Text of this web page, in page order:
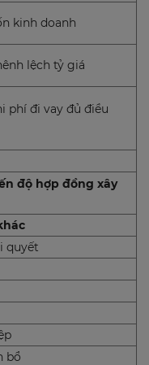
kinh doanh
lệch tỷ giá
phí đi vay đủ điều
độ hợp đồng xây
quyết
bổ